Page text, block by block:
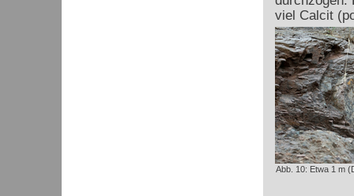
viel Calcit
Abb. 10: Etwa 1 m